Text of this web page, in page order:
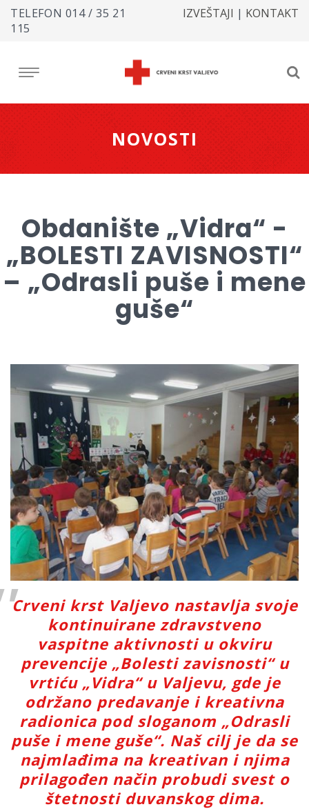
TELEFON 014 / 35 21
115
IZVEŠTAJI | KONTAKT
NOVOSTI
Obdanište „Vidra“ -
„BOLESTI ZAVISNOSTI“
– „Odrasli puše i mene
guše“
Crveni krst Valjevo nastavlja svoje
kontinuirane zdravstveno
vaspitne aktivnosti u okviru
prevencije „Bolesti zavisnosti“ u
vrtiću „Vidra“ u Valjevu, gde je
održano predavanje i kreativna
radionica pod sloganom „Odrasli
puše i mene guše“. Naš cilj je da se
najmlađima na kreativan i njima
prilagođen način probudi svest o
štetnosti duvanskog dima.